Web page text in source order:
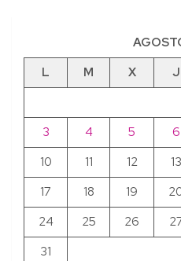
L
M X J
3
4 5 6
10
11 12 13
17
18 19
24
25 26
31